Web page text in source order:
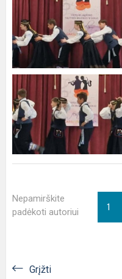
Nepamirškite
padėkoti autoriui
1
Grįžti